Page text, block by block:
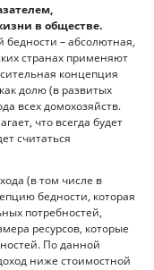
в обществе.
бедности – абсолютная,
странах применяют
концепция
долю (в развитых
всех домохозяйств.
что всегда будет
считаться
(в том числе в
бедности, которая
потребностей,
ресурсов, которые
По данной
ниже стоимостной